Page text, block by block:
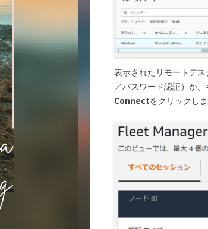
表示されたリモートデ
／パスワード認証）か、
Connectをクリックしま